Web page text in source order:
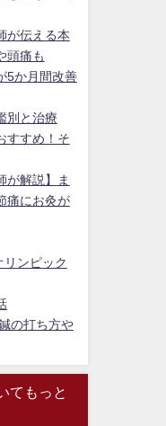
が伝える本
頭痛も
5か月間改善
別と治療
すすめ！そ
が解説】ま
痛にお灸が
リンピック
の打ち方や
てもっと